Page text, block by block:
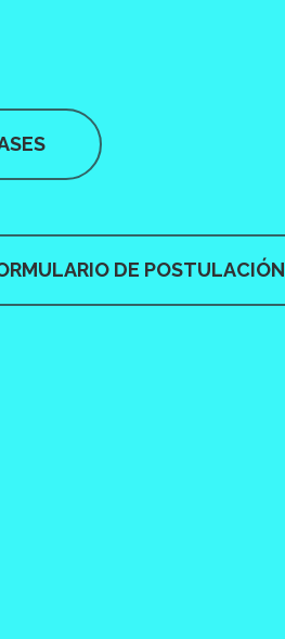
DE POSTULACIÓN